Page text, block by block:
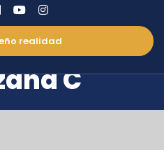
realidad 1 –
C